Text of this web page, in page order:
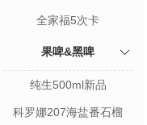
全家福5次卡
果啤&黑啤
纯生500ml新品
科罗娜207海盐番石榴